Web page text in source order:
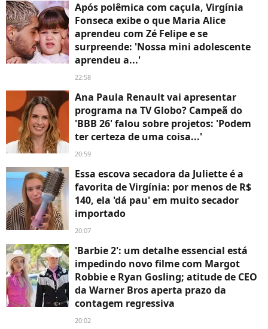
Após polêmica com caçula, Virgínia
Fonseca exibe o que Maria Alice
aprendeu com Zé Felipe e se
surpreende: 'Nossa mini adolescente
aprendeu a...'
22:58
Ana Paula Renault vai apresentar
programa na TV Globo? Campeã do
'BBB 26' falou sobre projetos: 'Podem
ter certeza de uma coisa...'
20:59
Essa escova secadora da Juliette é a
favorita de Virgínia: por menos de R$
140, ela 'dá pau' em muito secador
importado
20:07
'Barbie 2': um detalhe essencial está
impedindo novo filme com Margot
Robbie e Ryan Gosling; atitude de CEO
da Warner Bros aperta prazo da
contagem regressiva
20:02